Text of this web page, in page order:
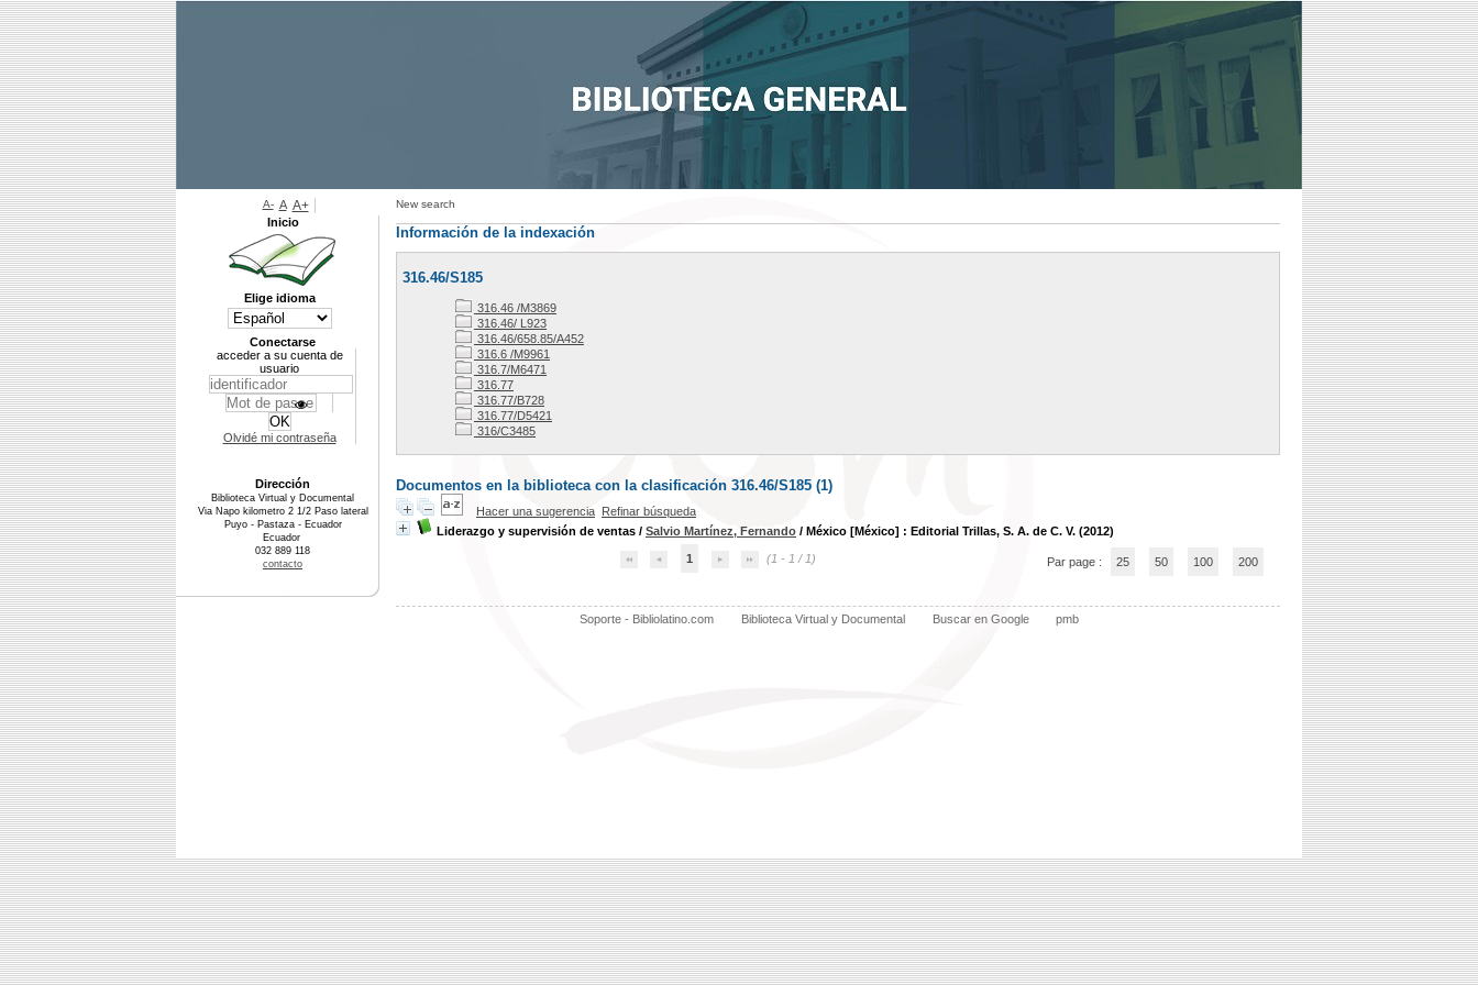
New search
Información de la indexación
316.46/S185
316.46 /M3869
316.46/ L923
316.46/658.85/A452
316.6 /M9961
316.7/M6471
316.77
316.77/B728
316.77/D5421
316/C3485
Documentos en la biblioteca con la clasificación 316.46/S185 (1)
Hacer una sugerencia Refinar búsqueda
Liderazgo y supervisión de ventas / Salvio Martínez, Fernando / México [México] : Editorial Trillas, S. A. de C. V. (2012)
1 (1 - 1 / 1) Par page : 25 50 100 200
Soporte - Bibliolatino.com Biblioteca Virtual y Documental Buscar en Google pmb
A- A A+
Inicio
Elige idioma
Conectarse
acceder a su cuenta de
usuario
Olvidé mi contraseña
Dirección
Biblioteca Virtual y Documental
Via Napo kilometro 2 1/2 Paso lateral
Puyo - Pastaza - Ecuador
Ecuador
032 889 118
contacto